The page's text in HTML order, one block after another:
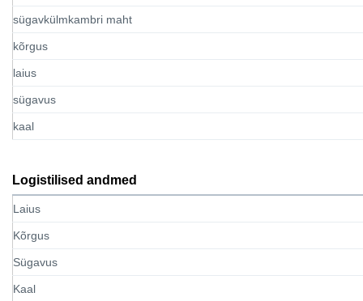
sügavkülmkambri maht
kõrgus
laius
sügavus
kaal
Logistilised andmed
Laius
Kõrgus
Sügavus
Kaal